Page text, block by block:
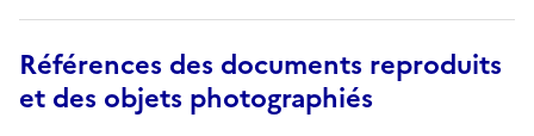
Références des documents reproduits
et des objets photographiés